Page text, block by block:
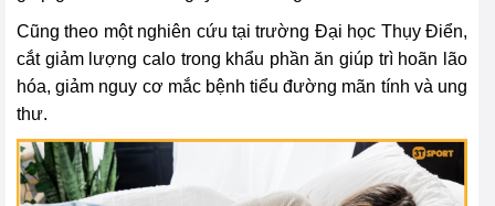
Cũng theo một nghiên cứu tại trường Đại học Thụy Điển,
cắt giảm lượng calo trong khẩu phần ăn giúp trì hoãn lão
hóa, giảm nguy cơ mắc bệnh tiểu đường mãn tính và ung
thư.